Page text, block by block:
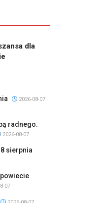
dla
2026-08-07
radnego.
2026-08-07
sierpnia
07